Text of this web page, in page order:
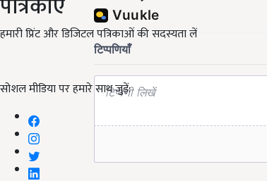
हमारी प्रिंट और डिजिटल पत्रिकाओं की सदस्यता लें
सोशल मीडिया पर हमारे साथ जुड़ें: